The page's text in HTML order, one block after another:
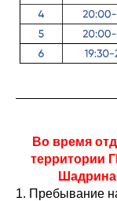
Во время
территории
1. Пребывание